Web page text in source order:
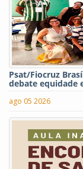
Psat/Fiocruz
debate equidade
ago 05 2026